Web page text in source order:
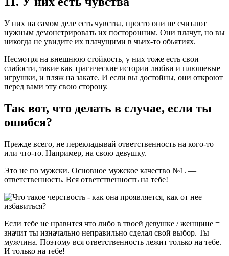
У них на самом деле есть чувства, просто они не считают
нужным демонстрировать их посторонним. Они плачут, но вы
никогда не увидите их плачущими в чьих-то обьятиях.
Несмотря на внешнюю стойкость, у них тоже есть свои
слабости, такие как трагические истории любви и плюшевые
игрушки, и пляж на закате. И если вы достойны, они откроют
перед вами эту свою сторону.
Так вот, что делать в случае, если ты
ошибся?
Прежде всего, не перекладывай ответственность на кого-то
или что-то. Например, на свою девушку.
Это не по мужски. Основное мужское качество №1. —
ответственность. Вся ответственность на тебе!
Если тебе не нравится что либо в твоей девушке / женщине =
значит ты изначально неправильно сделал свой выбор. Ты
мужчина. Поэтому вся ответственность лежит только на тебе.
И только на тебе!